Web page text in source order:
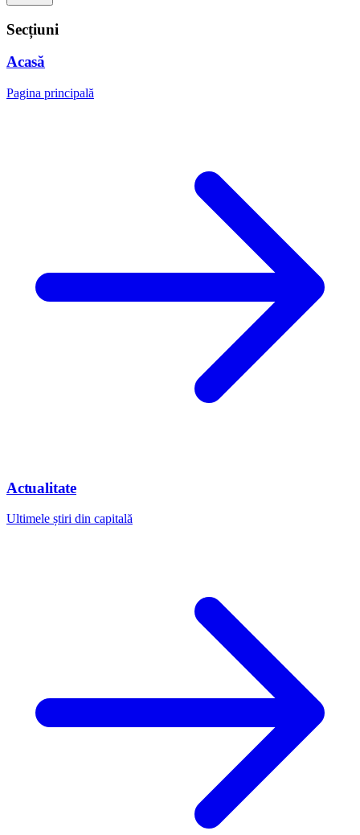
Secțiuni
Acasă
Pagina principală
Actualitate
Ultimele știri din capitală